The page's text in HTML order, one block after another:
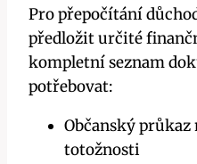
Pro přepočítání
předložit určité
kompletní seznam
potřebovat:
Občanský
totožnosti